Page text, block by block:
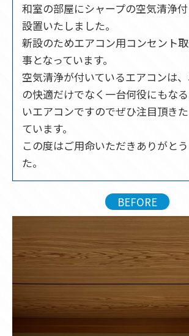
和室の部屋にシャープの空気清浄
設置いたしました。
新設のためエアコン用コンセント
事となっています。
空気清浄が付いているエアコンは
の快適だけでなく一台何役にもな
いエアコンですのでぜひ注目頂き
ています。
この度はご用命いただきありがと
た。
BEFORE